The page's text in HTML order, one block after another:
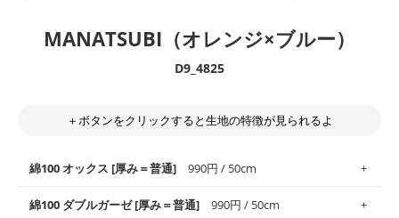
MANATSUBI（オレンジ×ブルー）
D9_4825
＋ボタンをクリックすると生地の特徴が見られるよ
綿100 オックス [厚み＝普通] 990円 / 50cm
綿100 ダブルガーゼ [厚み＝普通] 990円 / 50cm